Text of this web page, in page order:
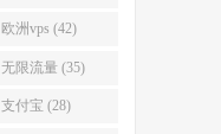
欧洲vps (42)
无限流量 (35)
支付宝 (28)